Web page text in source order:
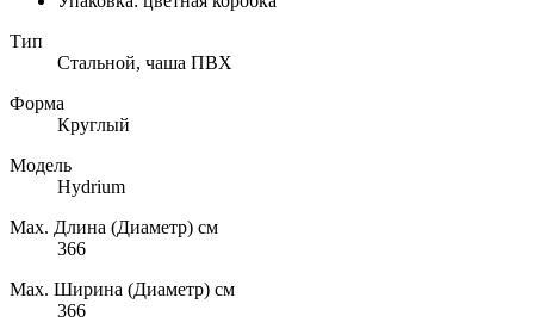
Тип
Стальной, чаша ПВХ
Форма
Круглый
Модель
Hydrium
Max. Длина (Диаметр) см
366
Max. Ширина (Диаметр) см
366